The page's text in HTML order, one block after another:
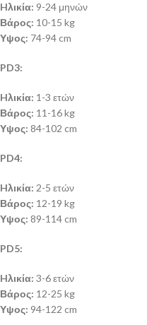
Hλικία: 9-24 μηνών
Βάρος: 10-15 kg
Υψος: 74-94 cm
PD3:
Hλικία: 1-3 ετών
Βάρος: 11-16 kg
Υψος: 84-102 cm
PD4:
Hλικία: 2-5 ετών
Βάρος: 12-19 kg
Υψος: 89-114 cm
PD5:
Hλικία: 3-6 ετών
Βάρος: 12-25 kg
Υψος: 94-122 cm